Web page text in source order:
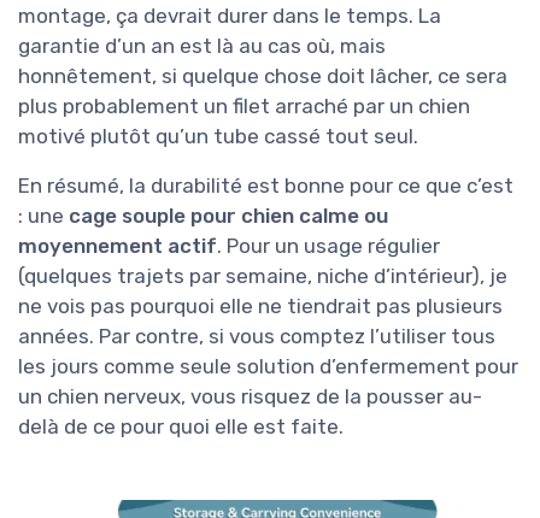
montage, ça devrait durer dans le temps. La
garantie d’un an est là au cas où, mais
honnêtement, si quelque chose doit lâcher, ce sera
plus probablement un filet arraché par un chien
motivé plutôt qu’un tube cassé tout seul.
En résumé, la durabilité est bonne pour ce que c’est
: une cage souple pour chien calme ou
moyennement actif. Pour un usage régulier
(quelques trajets par semaine, niche d’intérieur), je
ne vois pas pourquoi elle ne tiendrait pas plusieurs
années. Par contre, si vous comptez l’utiliser tous
les jours comme seule solution d’enfermement pour
un chien nerveux, vous risquez de la pousser au-
delà de ce pour quoi elle est faite.